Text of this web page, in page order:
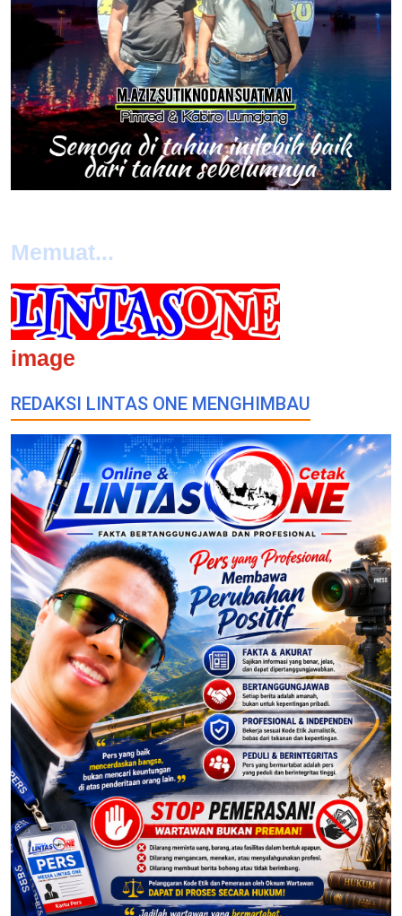
Memuat...
image
REDAKSI LINTAS ONE MENGHIMBAU